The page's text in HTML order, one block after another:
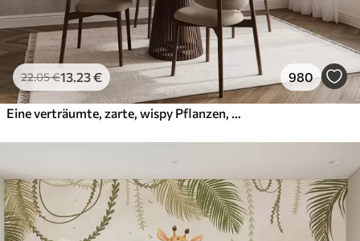
22.05€13 .23€ 980